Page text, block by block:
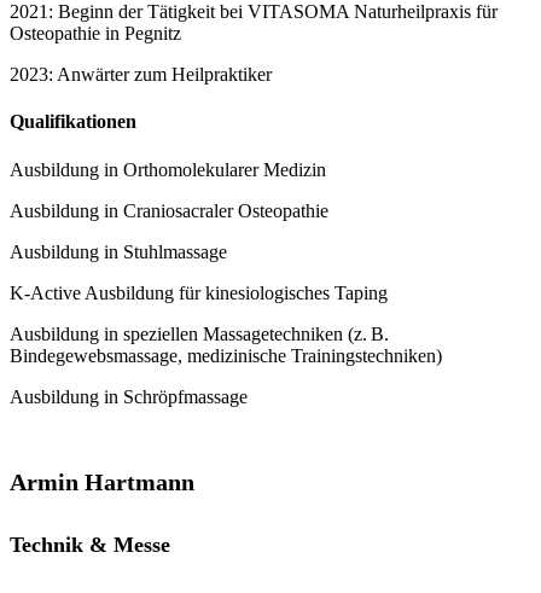
2021: Beginn der Tätigkeit bei VITASOMA Naturheilpraxis für
Osteopathie in Pegnitz
2023: Anwärter zum Heilpraktiker
Qualifikationen
Ausbildung in Orthomolekularer Medizin
Ausbildung in Craniosacraler Osteopathie
Ausbildung in Stuhlmassage
K-Active Ausbildung für kinesiologisches Taping
Ausbildung in speziellen Massagetechniken (z. B.
Bindegewebsmassage, medizinische Trainingstechniken)
Ausbildung in Schröpfmassage
Armin Hartmann
Technik & Messe